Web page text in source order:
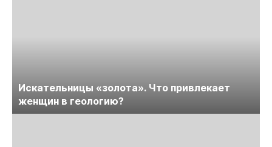
Искательницы «золота». Что привлекает
женщин в геологию?